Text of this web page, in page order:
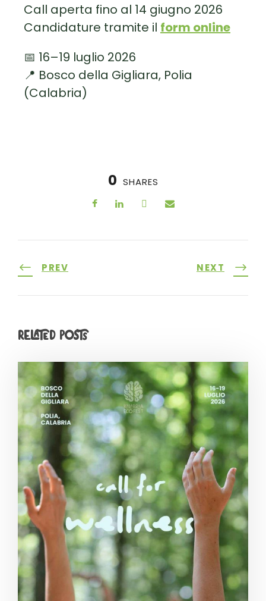
Call aperta fino al 14 giugno 2026
Candidature tramite il form online
📅 16–19 luglio 2026
📍 Bosco della Gigliara, Polia
(Calabria)
0 SHARES
PREV NEXT
Related Posts